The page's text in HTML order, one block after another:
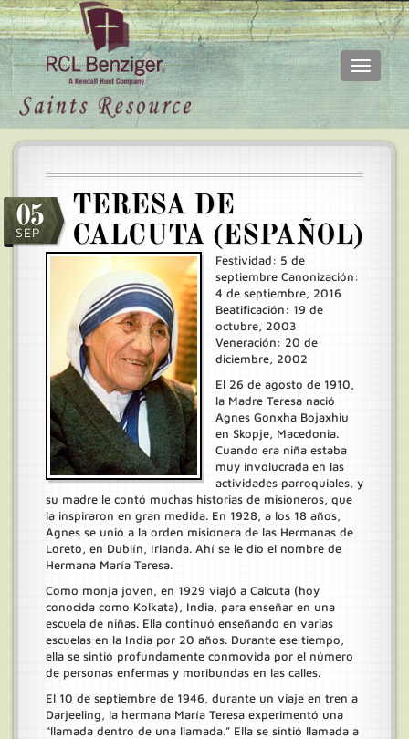
Skip
Toggle
Main
05
SEP
TERESA DE
CALCUTA (ESPAÑOL)
Festividad: 5 de
septiembre Canonización:
4 de septiembre, 2016
Beatificación: 19 de
octubre, 2003
Veneración: 20 de
diciembre, 2002
El 26 de agosto de 1910,
la Madre Teresa nació
Agnes Gonxha Bojaxhiu
en Skopje, Macedonia.
Cuando era niña estaba
muy involucrada en las
actividades parroquiales, y
su madre le contó muchas historias de misioneros, que
la inspiraron en gran medida. En 1928, a los 18 años,
Agnes se unió a la orden misionera de las Hermanas de
Loreto, en Dublín, Irlanda. Ahí se le dio el nombre de
Hermana María Teresa.
Como monja joven, en 1929 viajó a Calcuta (hoy
conocida como Kolkata), India, para enseñar en una
escuela de niñas. Ella continuó enseñando en varias
escuelas en la India por 20 años. Durante ese tiempo,
ella se sintió profundamente conmovida por el número
de personas enfermas y moribundas en las calles.
El 10 de septiembre de 1946, durante un viaje en tren a
Darjeeling, la hermana María Teresa experimentó una
“llamada dentro de una llamada.” Ella se sintió llamada a